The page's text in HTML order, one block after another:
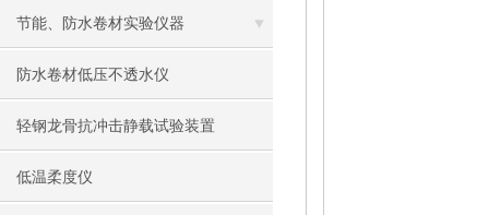
节能、防水卷材实验仪器
防水卷材低压不透水仪
轻钢龙骨抗冲击静载试验装置
低温柔度仪